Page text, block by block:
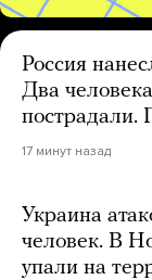
Россия
Два
17 минут назад
Украина
человек. В
упали на